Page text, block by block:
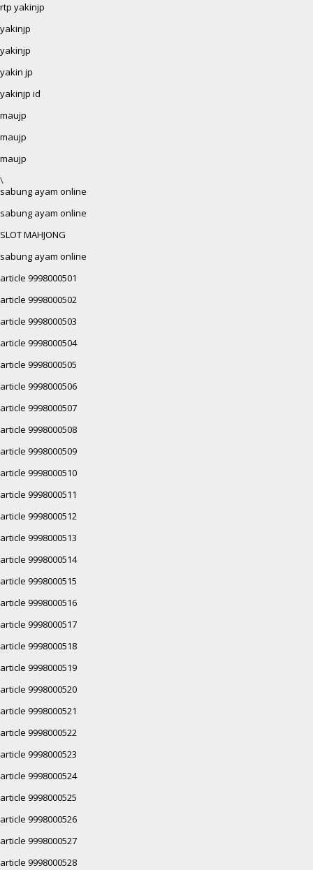
rtp yakinjp
yakinjp
yakinjp
yakin jp
yakinjp id
maujp
maujp
maujp
\
sabung ayam online
sabung ayam online
SLOT MAHJONG
sabung ayam online
article 9998000501
article 9998000502
article 9998000503
article 9998000504
article 9998000505
article 9998000506
article 9998000507
article 9998000508
article 9998000509
article 9998000510
article 9998000511
article 9998000512
article 9998000513
article 9998000514
article 9998000515
article 9998000516
article 9998000517
article 9998000518
article 9998000519
article 9998000520
article 9998000521
article 9998000522
article 9998000523
article 9998000524
article 9998000525
article 9998000526
article 9998000527
article 9998000528